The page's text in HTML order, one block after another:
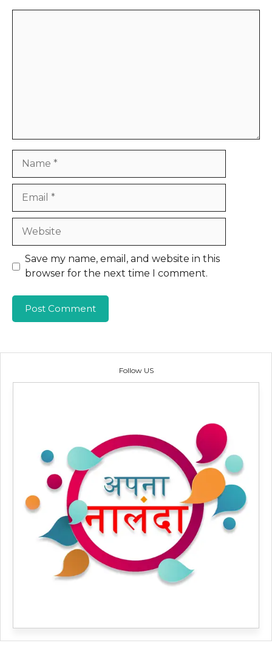
Website
Save my name, email, and website in this
browser for the next time I comment.
Follow US